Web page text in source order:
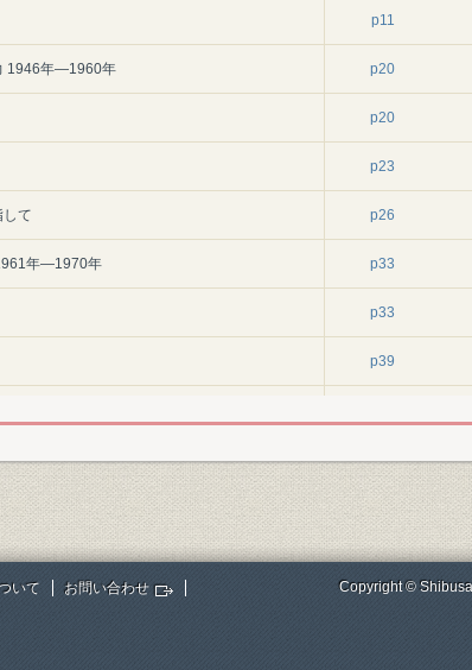
p11
1946年―1960年 p20
p20
p23
て p26
年―1970年 p33
p33
p39
p44
p45
p46
いて お問い合わせ Copyright ©